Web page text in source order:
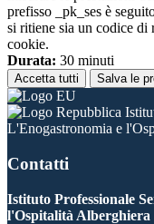
prefisso _pk_ses è
si ritiene sia un codice
cookie.
Durata: 30 minuti
Accetta tutti Salva le
L'Enogastronomia e
Contatti
Istituto Professionale
l'Ospitalità Alberghiera